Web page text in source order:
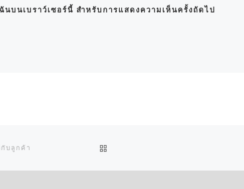
บนเบราว์เซอร์นี้ สำหรับการแสดงความเห็นครั้งถัดไป
บลูกค้า